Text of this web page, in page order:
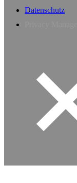
Datenschutz